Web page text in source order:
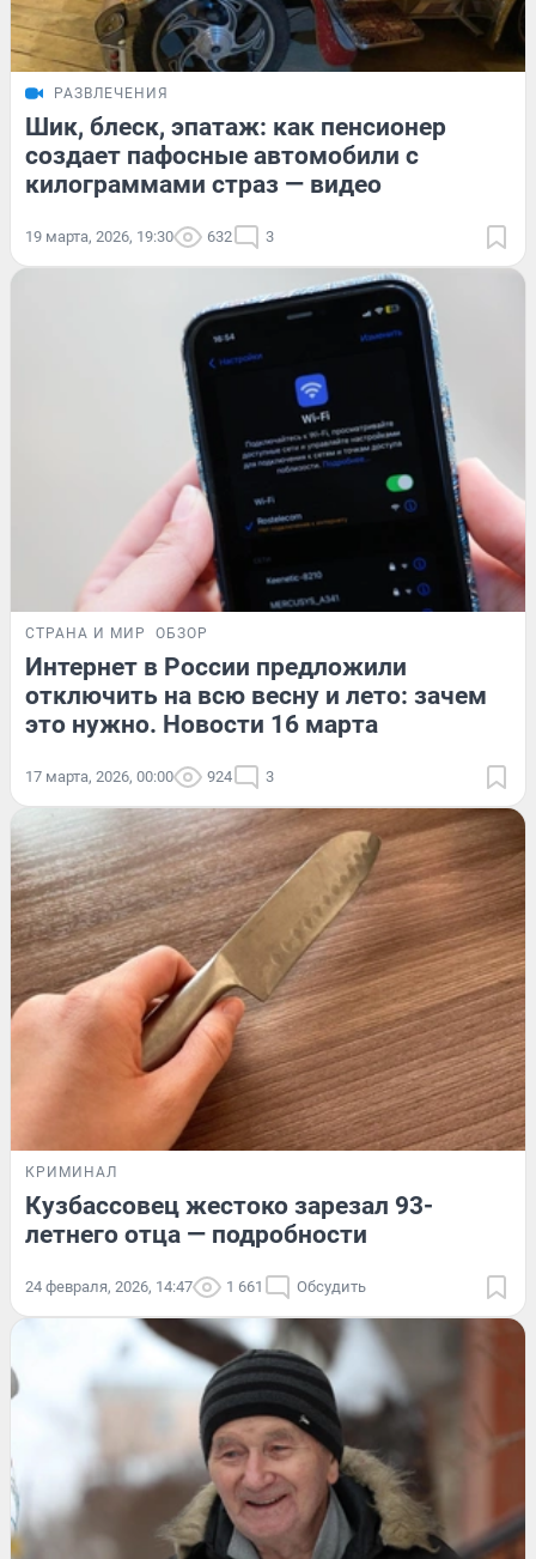
РАЗВЛЕЧЕНИЯ
Шик, блеск, эпатаж: как пенсионер
создает пафосные автомобили с
килограммами страз — видео
19 марта, 2026, 19:30 632 3
СТРАНА И МИР ОБЗОР
Интернет в России предложили
отключить на всю весну и лето: зачем
это нужно. Новости 16 марта
17 марта, 2026, 00:00 924 3
КРИМИНАЛ
Кузбассовец жестоко зарезал 93-
летнего отца — подробности
24 февраля, 2026, 14:47 1 661 Обсудить